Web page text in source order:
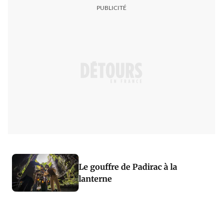
Le gouffre de Padirac à la
lanterne